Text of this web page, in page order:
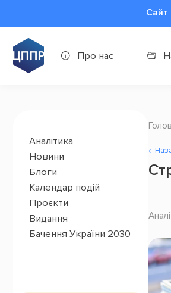
Сайт
Про нас
Аналітика
Новини
Блоги
Календар подій
Проєкти
Видання
Бачення України 2030